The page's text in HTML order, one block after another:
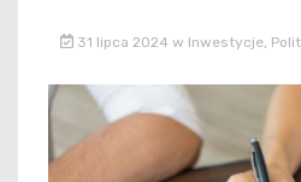
31 lipca 2024 w Inwestycje,